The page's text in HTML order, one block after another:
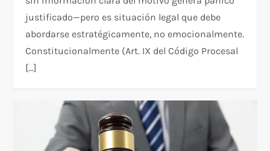
justificado—pero es situación legal que debe
abordarse estratégicamente, no emocionalmente.
Constitucionalmente (Art. IX del Código Procesal
[…]